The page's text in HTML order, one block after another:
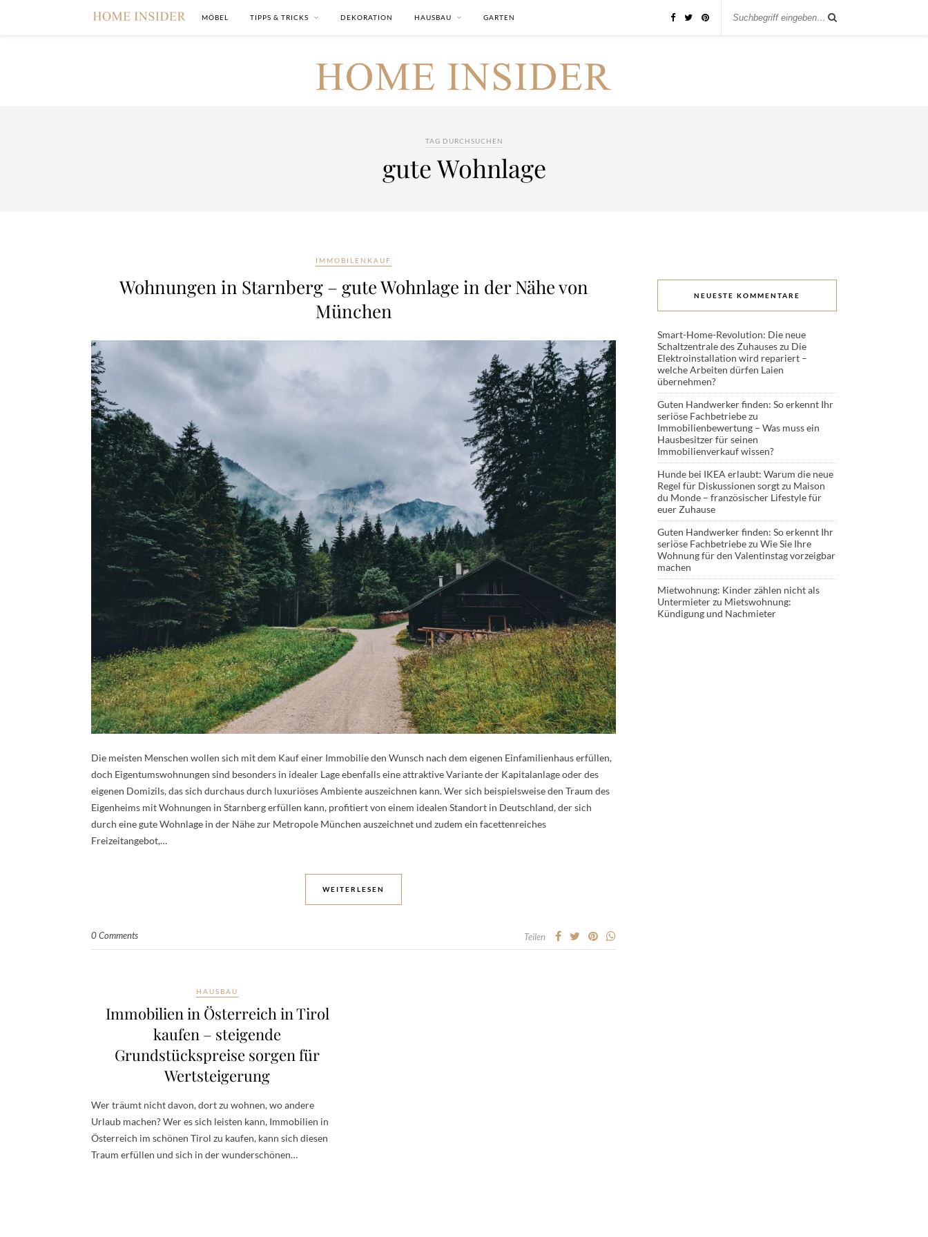
MÖBEL TIPPS & TRICKS DEKORATION HAUSBAU GARTEN
TAG DURCHSUCHEN
gute Wohnlage
IMMOBILENKAUF
Wohnungen in Starnberg – gute Wohnlage in der Nähe von
München
Die meisten Menschen wollen sich mit dem Kauf einer Immobilie den Wunsch nach dem eigenen Einfamilienhaus erfüllen,
doch Eigentumswohnungen sind besonders in idealer Lage ebenfalls eine attraktive Variante der Kapitalanlage oder des
eigenen Domizils, das sich durchaus durch luxuriöses Ambiente auszeichnen kann. Wer sich beispielsweise den Traum des
Eigenheims mit Wohnungen in Starnberg erfüllen kann, profitiert von einem idealen Standort in Deutschland, der sich
durch eine gute Wohnlage in der Nähe zur Metropole München auszeichnet und zudem ein facettenreiches
Freizeitangebot,…
WEITERLESEN
0 Comments Teilen
HAUSBAU
Immobilien in Österreich in Tirol
kaufen – steigende
Grundstückspreise sorgen für
Wertsteigerung
Wer träumt nicht davon, dort zu wohnen, wo andere
Urlaub machen? Wer es sich leisten kann, Immobilien in
Österreich im schönen Tirol zu kaufen, kann sich diesen
Traum erfüllen und sich in der wunderschönen…
NEUESTE KOMMENTARE
Smart-Home-Revolution: Die neue
Schaltzentrale des Zuhauseszu Die
Elektroinstallation wird repariert –
welche Arbeiten dürfen Laien
übernehmen?
Guten Handwerker finden: So erkennt Ihr
seriöse Fachbetriebezu
Immobilienbewertung – Was muss ein
Hausbesitzer für seinen
Immobilienverkauf wissen?
Hunde bei IKEA erlaubt: Warum die neue
Regel für Diskussionen sorgtzu Maison
du Monde – französischer Lifestyle für
euer Zuhause
Guten Handwerker finden: So erkennt Ihr
seriöse Fachbetriebezu Wie Sie Ihre
Wohnung für den Valentinstag vorzeigbar
machen
Mietwohnung: Kinder zählen nicht als
Untermieterzu Mietswohnung:
Kündigung und Nachmieter